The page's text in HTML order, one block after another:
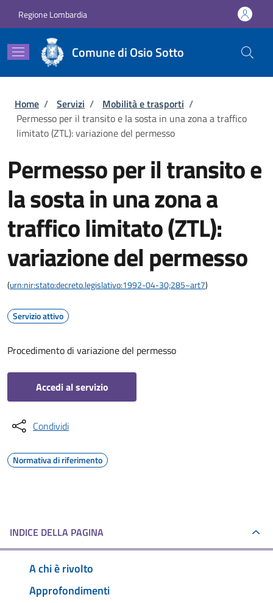
Regione Lombardia
Comune di Osio Sotto
Briciole di pane
Home / Servizi / Mobilità e trasporti /
Permesso per il transito e la sosta in una zona a traffico
limitato (ZTL): variazione del permesso
Permesso per il transito e
la sosta in una zona a
traffico limitato (ZTL):
variazione del permesso
(urn:nir:stato:decreto.legislativo:1992-04-30;285~art7)
Servizio attivo
Procedimento di variazione del permesso
Accedi al servizio
Condividi
Normativa di riferimento
INDICE DELLA PAGINA
A chi è rivolto
Approfondimenti